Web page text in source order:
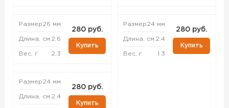
Размер26 мм
Длина, см 2.6
Вес, г 2.3
280 руб.
Купить
Размер24 мм
Длина, см 2.4
280 руб.
Купить
Размер24 мм
Длина, см 2.4
Вес, г 1.3
280 руб.
Купить